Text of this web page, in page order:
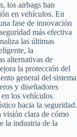
los airbags han
en vehículos. En
fase de innovación
más efectiva
las últimas
la
alternativas de
la protección del
general del sistema
y diseñadores
los vehículos
hacia la seguridad.
visión clara de cómo
la industria de la